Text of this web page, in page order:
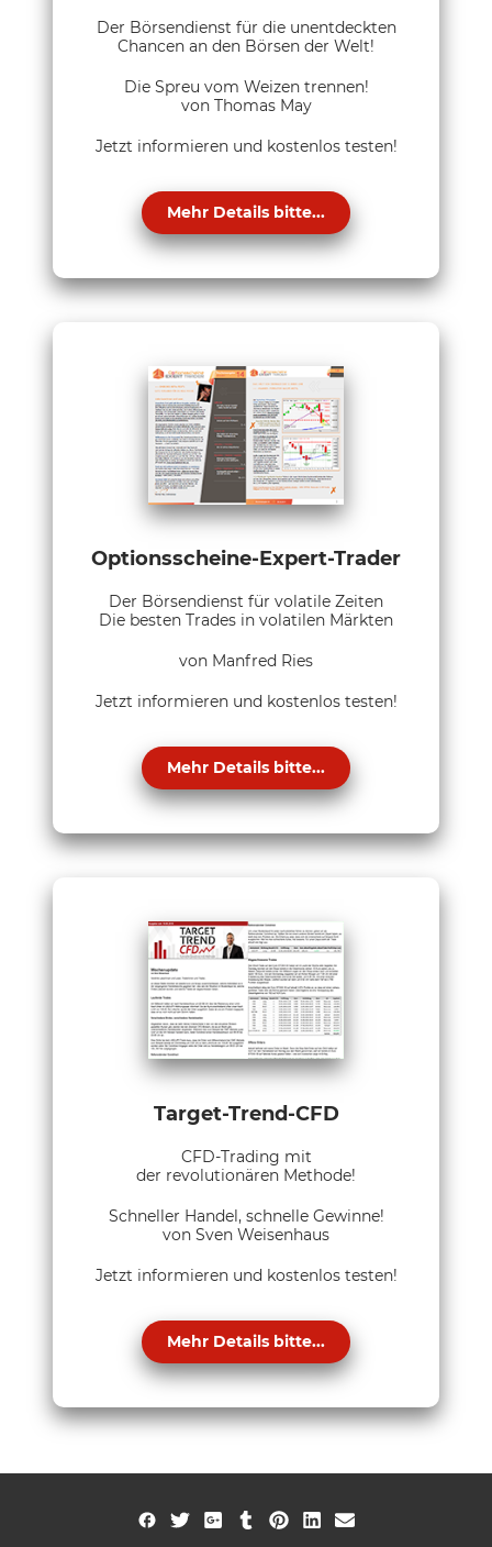
Der Börsendienst für die unentdeckten
Chancen an den Börsen der Welt!
Die Spreu vom Weizen trennen!
von Thomas May
Jetzt informieren und kostenlos testen!
Mehr Details bitte...
Optionsscheine-Expert-Trader
Der Börsendienst für volatile Zeiten
Die besten Trades in volatilen Märkten
von Manfred Ries
Jetzt informieren und kostenlos testen!
Mehr Details bitte...
Target-Trend-CFD
CFD-Trading mit
der revolutionären Methode!
Schneller Handel, schnelle Gewinne!
von Sven Weisenhaus
Jetzt informieren und kostenlos testen!
Mehr Details bitte...